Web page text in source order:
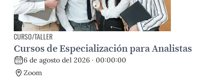
EXPOSICIÓN
Exposición | Traspuestas las altas
montañas. La colección de arte amazónico
de Arturo Jiménez Borja